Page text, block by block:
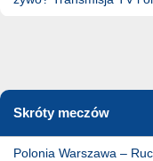
Skróty meczów
Polonia Warszawa –